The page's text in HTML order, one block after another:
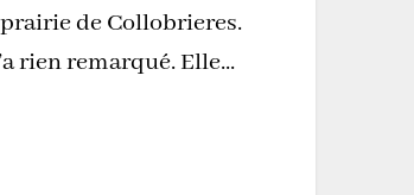
de Collobrieres.
rien remarqué. Elle...